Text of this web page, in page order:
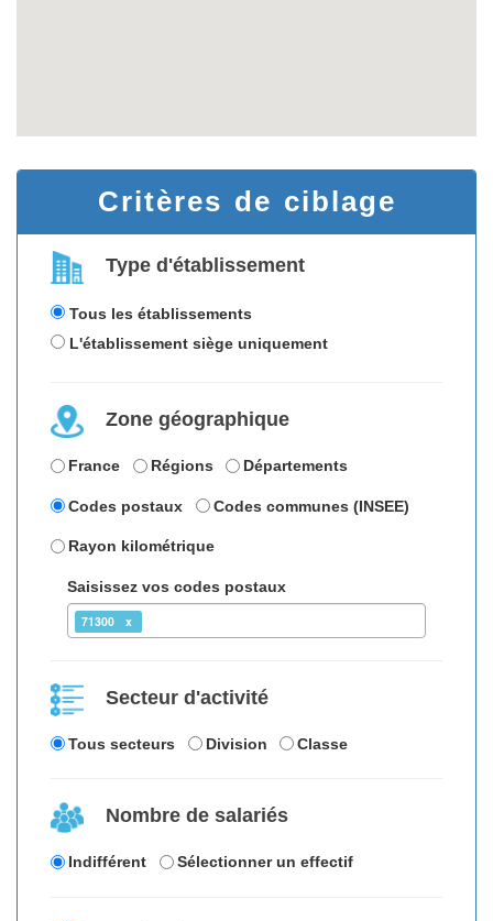
Critères de ciblage
Type d'établissement
Tous les établissements
L'établissement siège uniquement
Zone géographique
France Régions Départements
Codes postaux Codes communes (INSEE)
Rayon kilométrique
Saisissez vos codes postaux
71300
Secteur d'activité
Tous secteurs Division Classe
Nombre de salariés
Indifférent Sélectionner un effectif